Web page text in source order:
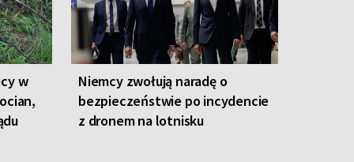
w
Niemcy zwołują naradę o
bezpieczeństwie po incydencie
z dronem na lotnisku